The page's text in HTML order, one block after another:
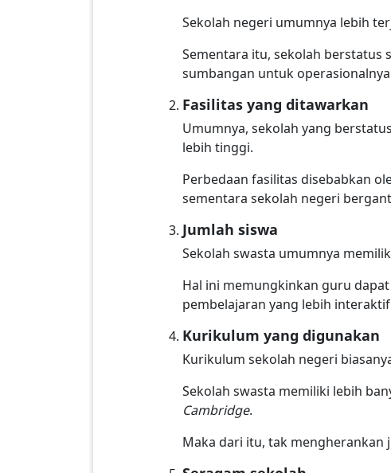
Sekolah negeri umumnya lebih
Sementara itu, sekolah berstatus
sumbangan untuk
Fasilitas yang ditawarkan
Umumnya, sekolah yang
lebih tinggi.
Perbedaan fasilitas disebabkan
sementara sekolah negeri
Jumlah siswa
Sekolah swasta umumnya
Hal ini memungkinkan guru
pembelajaran yang lebih
Kurikulum yang digunakan
Kurikulum sekolah negeri
Sekolah swasta memiliki lebih
Cambridge.
Maka dari itu, tak mengherankan